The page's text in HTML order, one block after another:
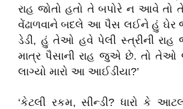
રાહ જોતો હતો તે બપોરે ન આવે તો
વેંઢાળવાને બદલે આ પૈસ લઈને હું ઘેર
ડેડી, હું તેઓ હવે પેલી સ્ત્રીની રાહ
માત્ર પૈસાની રાહ જુએ છે. તો તેઓ
લાગ્યો મારો આ આઈડીયા?’
‘કેટલી રકમ, સીન્ડી? ધારો કે